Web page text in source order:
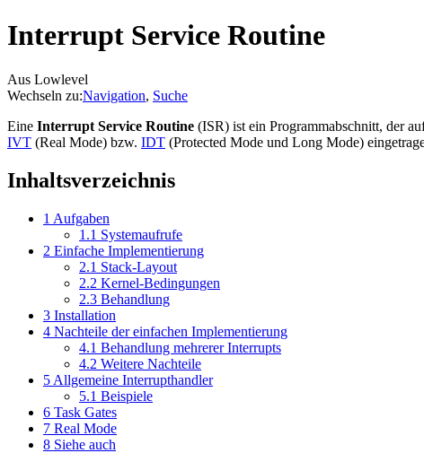
Interrupt Service Routine
Aus Lowlevel
Wechseln zu:Navigation, Suche
Eine Interrupt Service Routine (ISR) ist ein Programmabschnitt, der
IVT (Real Mode) bzw. IDT (Protected Mode und Long Mode)
Inhaltsverzeichnis
1 Aufgaben
1.1 Systemaufrufe
2 Einfache Implementierung
2.1 Stack-Layout
2.2 Kernel-Bedingungen
2.3 Behandlung
3 Installation
4 Nachteile der einfachen Implementierung
4.1 Behandlung mehrerer Interrupts
4.2 Weitere Nachteile
5 Allgemeine Interrupthandler
5.1 Beispiele
6 Task Gates
7 Real Mode
8 Siehe auch